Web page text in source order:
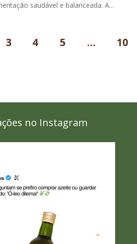
saudável e balanceada. A...
3 4 5 ... 10
no Instagram